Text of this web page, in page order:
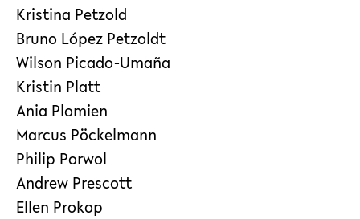
Kristina Petzold
Bruno López Petzoldt
Wilson Picado-Umaña
Kristin Platt
Ania Plomien
Marcus Pöckelmann
Philip Porwol
Andrew Prescott
Ellen Prokop